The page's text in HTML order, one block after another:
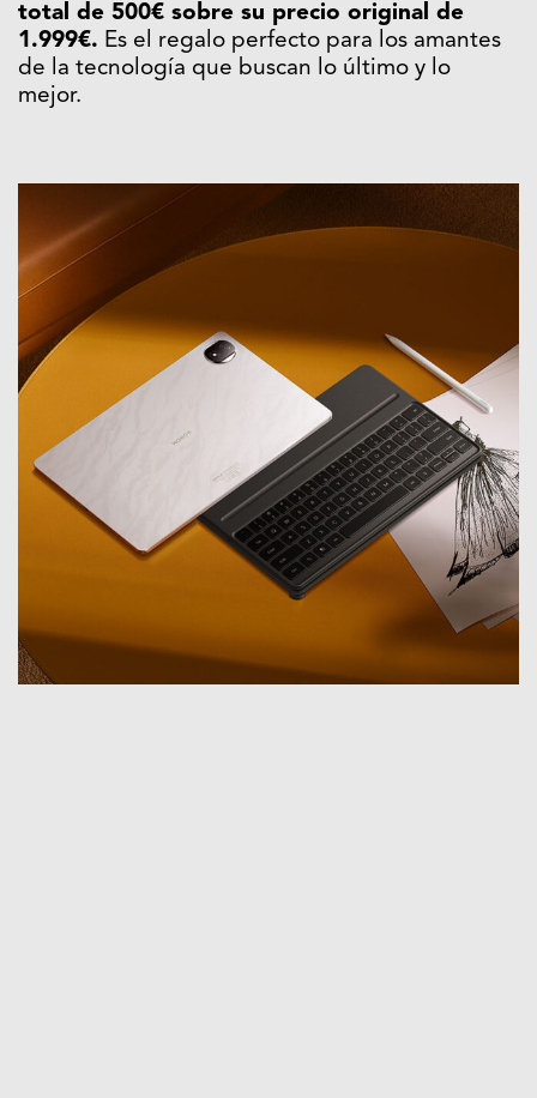
total de 500€ sobre su precio original de
1.999€. Es el regalo perfecto para los amantes
de la tecnología que buscan lo último y lo
mejor.